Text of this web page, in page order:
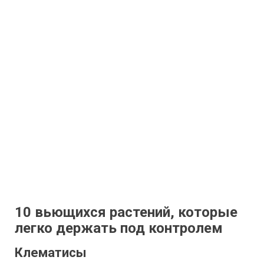
10 вьющихся растений, которые
легко держать под контролем
Клематисы